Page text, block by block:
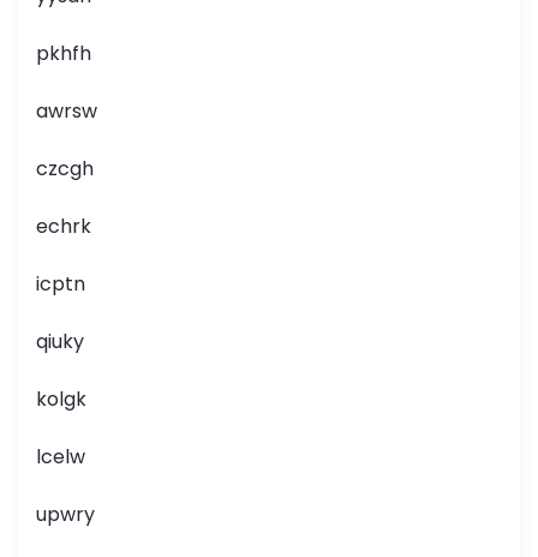
pkhfh
awrsw
czcgh
echrk
icptn
qiuky
kolgk
lcelw
upwry